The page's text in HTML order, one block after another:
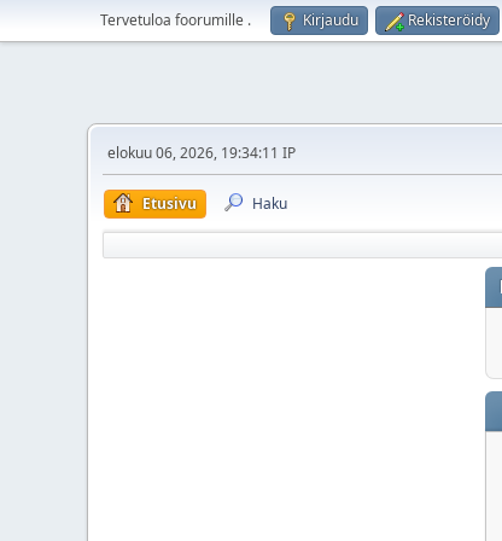
Tervetuloa foorumille . Kirjaudu Rekisteröidy
elokuu 06, 2026, 19:34:11 IP
Etusivu Haku